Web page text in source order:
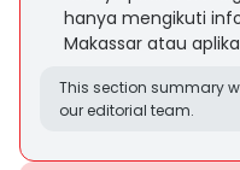
hanya mengikuti
Makassar atau
This section summary
our editorial team.